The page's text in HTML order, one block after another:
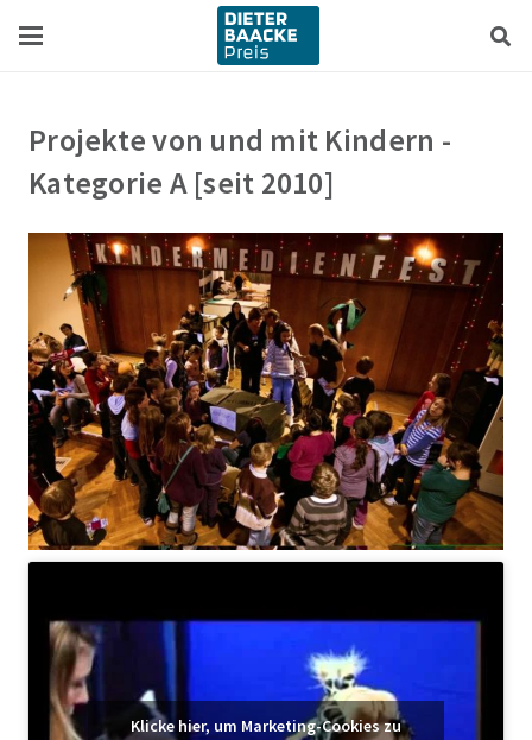
Inhalt
Navigation
Projekte von und mit Kindern -
Kategorie A [seit 2010]
Klicke hier, um Marketing-Cookies zu